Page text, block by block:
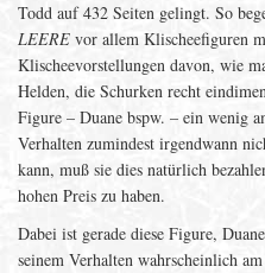
Todd auf 432 Seiten gelingt. So
LEERE vor allem Klischeefiguren
Klischeevorstellungen davon, wie
Helden, die Schurken recht
Figure – Duane bspw. – ein wenig
Verhalten zumindest irgendwann
kann, muß sie dies natürlich
hohen Preis zu haben.
Dabei ist gerade diese Figure,
seinem Verhalten wahrscheinlich